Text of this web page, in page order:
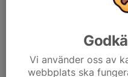
Vi använder oss av
webbplats ska